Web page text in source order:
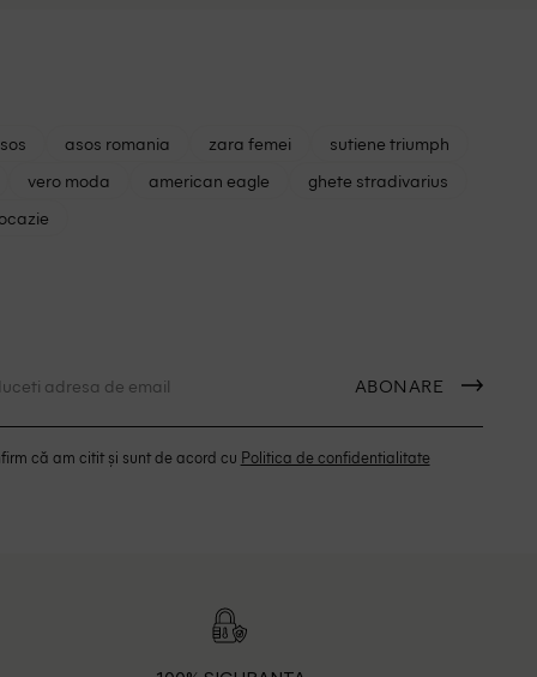
asos romania zara femei
sutiene triumph
vero moda american eagle
ghete stradivarius
ABONARE
că am citit și sunt de acord cu Politica de confidentialitate